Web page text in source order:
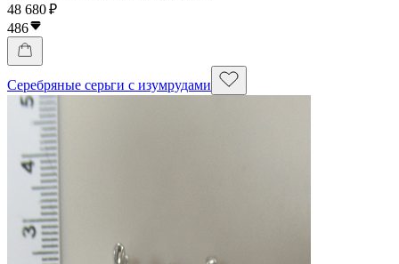
48 680 ₽
486
Серебряные серьги с изумрудами